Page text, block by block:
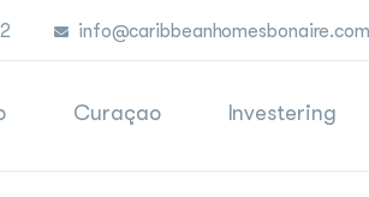
info@caribbeanhomesbonaire.com
Curaçao Investering